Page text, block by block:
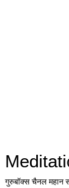
गुरुबॉक्स चैनल महान